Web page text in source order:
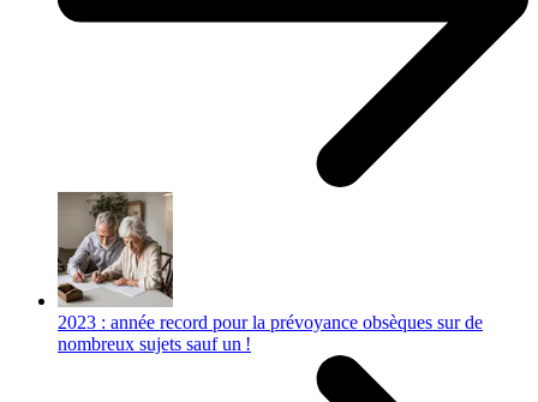
2023 : année record pour la prévoyance obsèques sur de
nombreux sujets sauf un !